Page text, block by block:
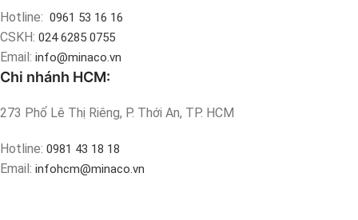
Hotline: 0961 53 16 16
CSKH: 024 6285 0755
Email: info@minaco.vn
Chi nhánh HCM:
273 Phố Lê Thị Riêng, P. Thới An, TP. HCM
Hotline: 0981 43 18 18
Email: infohcm@minaco.vn